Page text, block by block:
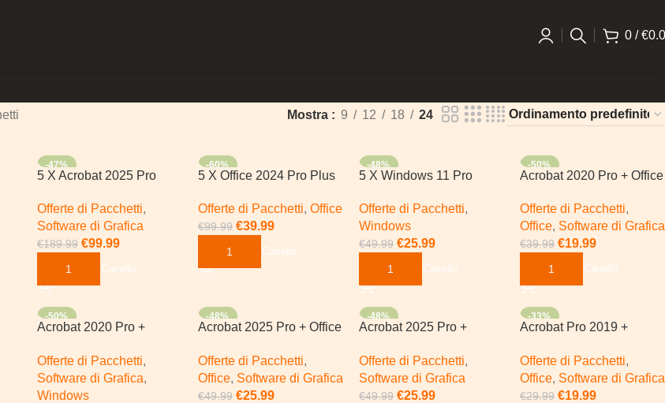
0 / €
Mostra 9 12 18 24
-47%
5 X Acrobat 2025 Pro
Offerte di Pacchetti,
Software di Grafica
€189.99 €99.99
Aggiungi Al Carrello
-60%
5 X Office 2024 Pro Plus
Offerte di Pacchetti, Office
€99.99 €39.99
Aggiungi Al Carrello
-48%
5 X Windows 11 Pro
Offerte di Pacchetti,
Windows
€49.99 €25.99
Aggiungi Al Carrello
-50%
Acrobat 2020 Pro + Office
Offerte di Pacchetti,
Office, Software di Grafica
€39.99 €19.99
Aggiungi Al Carrello
-50%
Acrobat 2020 Pro +
Offerte di Pacchetti,
Software di Grafica,
Windows
-48%
Acrobat 2025 Pro + Office
Offerte di Pacchetti,
Office, Software di Grafica
€49.99 €25.99
-48%
Acrobat 2025 Pro +
Windows
Offerte di Pacchetti,
Software di Grafica
€49.99 €25.99
-33%
Acrobat Pro 2019 +
Plus
Offerte di Pacchetti,
Office, Software di Grafica
€29.99 €19.99